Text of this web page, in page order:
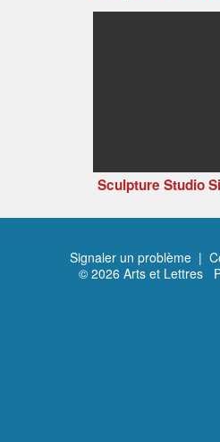
Sculpture Studio
Signaler un problème |
© 2026 Arts et Lettres